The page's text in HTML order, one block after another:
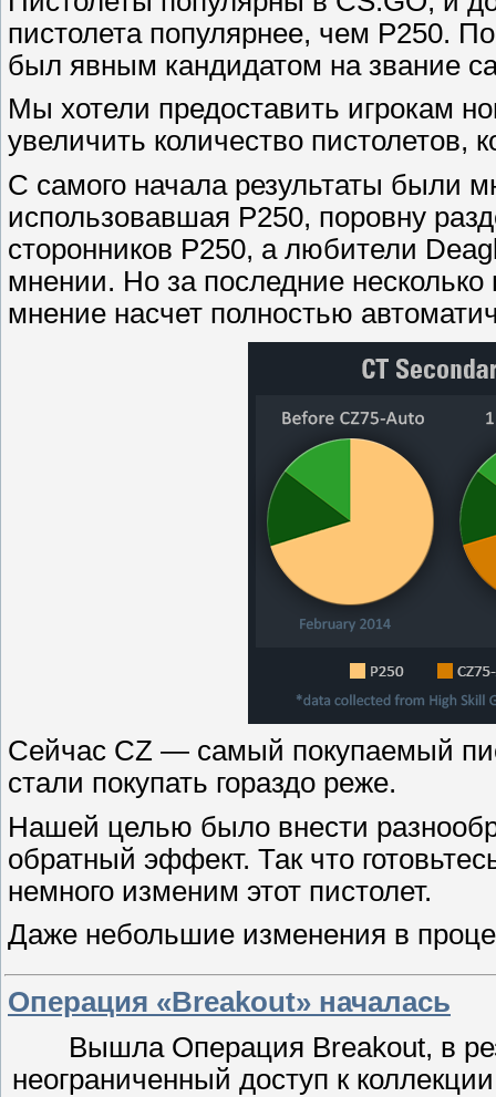
пистолета популярнее, чем P250.
был явным кандидатом на звание
Мы хотели предоставить игрокам
увеличить количество пистолетов,
С самого начала результаты были
использовавшая P250, поровну
сторонников P250, а любители
мнении. Но за последние
мнение насчет полностью
Сейчас CZ — самый покупаемый
стали покупать гораздо реже.
Нашей целью было внести
обратный эффект. Так что
немного изменим этот пистолет.
Даже небольшие изменения в
Операция «Breakout» началась
Вышла Операция Breakout, в
неограниченный доступ к